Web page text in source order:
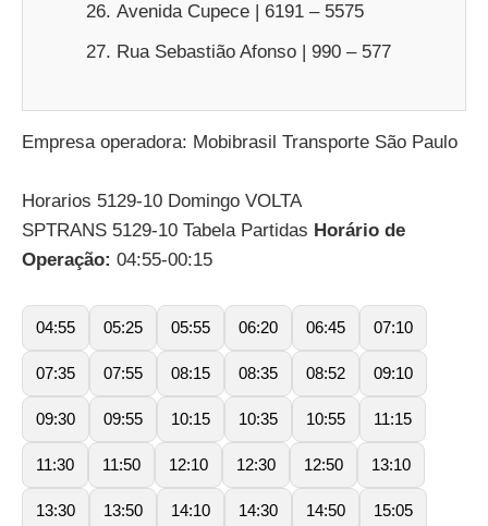
Avenida Cupece | 6191 – 5575
Rua Sebastião Afonso | 990 – 577
Empresa operadora: Mobibrasil Transporte São Paulo
Horarios 5129-10 Domingo VOLTA
SPTRANS 5129-10 Tabela Partidas Horário de
Operação: 04:55-00:15
04:55 05:25 05:55 06:20 06:45 07:10
07:35 07:55 08:15 08:35 08:52 09:10
09:30 09:55 10:15 10:35 10:55 11:15
11:30 11:50 12:10 12:30 12:50 13:10
13:30 13:50 14:10 14:30 14:50 15:05